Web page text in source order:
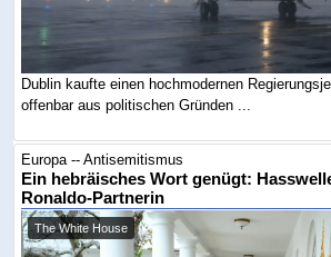
Dublin kaufte einen hochmodernen
offenbar aus politischen Gründen ...
Europa -- Antisemitismus
Ein hebräisches Wort genügt:
Ronaldo-Partnerin
The White House